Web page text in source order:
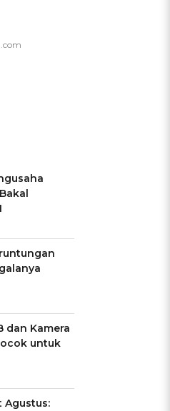
dan Kamera
untuk
Agustus: